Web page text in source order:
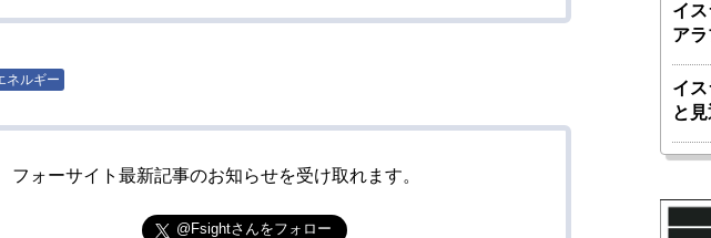
ネルギー
フォーサイト最新記事のお知らせを受け取れます。
@Fsightさんをフォロー
イ
ア
イ
と